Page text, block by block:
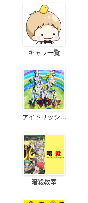
キャラ一覧
アイドリッシ...
暗殺教室